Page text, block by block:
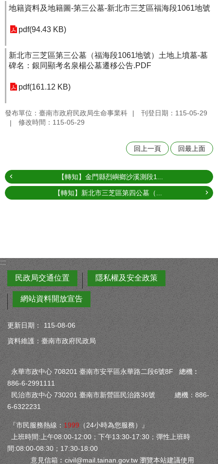
地籍資料及地籍圖-第三公墓-新北市三芝區福海段1061地號
pdf(94.43 KB)
新北市三芝區第三公墓（福海段1061地號）土地上墳墓-墓
碑名：銀同顯考名泉楊公墓遷移公告.PDF
pdf(161.12 KB)
發布單位：臺南市政府民政局生命事業科
刊登日期：115-05-29
修改時間：115-05-29
回上一頁 回最上面
【轉知】金門縣烈嶼鄉沙溪測段1...
【轉知】新北市三芝區第四公墓（...
:::
民政局交通位置
隱私權及安全政策
網站資料開放宣告
更新日期：
115-08-06
資料維護：臺南市政府民政局
永華市政中心 708201 臺南市安平區永華路二段6號8F 總機︰
886-6-2991111
民治市政中心 730201 臺南市新營區民治路36號 總機：886-
6-6322231
『市民服務熱線： 1999 （24小時為您服務）』
上班時間:上午08:00-12:00；下午13:30-17:30；彈性上班時
間:08:00-08:30；17:30-18:00
意見信箱︰ civil@mail.tainan.gov.tw 瀏覽本站建議使用